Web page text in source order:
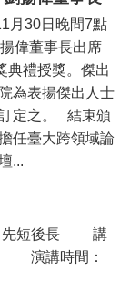
月30日晚間7點
偉董事長出席
典禮授獎。傑出
為表揚傑出人士
定之。 結束頒
任臺大跨領域論
...
先短後長 講
演講時間：